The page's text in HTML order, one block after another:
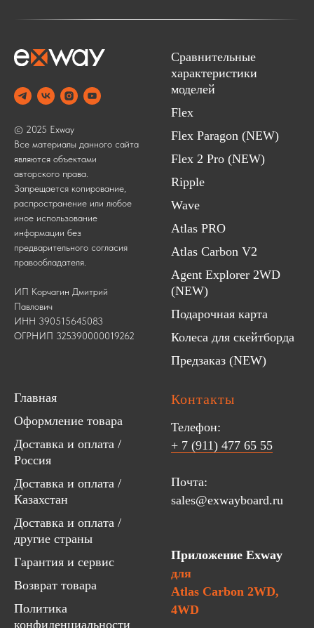
© 2025 Exway
Все материалы данного сайта
являются объектами
авторского права.
Запрещается копирование,
распространение или любое
иное использование
информации без
предварительного согласия
правообладателя.
ИП Корчагин Дмитрий
Павлович
ИНН 390515645083
ОГРНИП 325390000019262
Сравнительные
характеристики
моделей
Flex
Flex Paragon (NEW)
Flex 2 Pro (NEW)
Ripple
Wave
Atlas PRO
Atlas Carbon V2
Agent Explorer 2WD
(NEW)
Подарочная карта
Колеса для скейтборда
Предзаказ (NEW)
Главная
Оформление товара
Доставка и оплата /
Россия
Доставка и оплата /
Казахстан
Доставка и оплата /
другие страны
Гарантия и сервис
Возврат товара
Политика
конфиденциальности
Контакты
Телефон:
+ 7 (911) 477 65 55
Почта:
sales@exwayboard.ru
Приложение Exway
для
Atlas Carbon 2WD,
4WD